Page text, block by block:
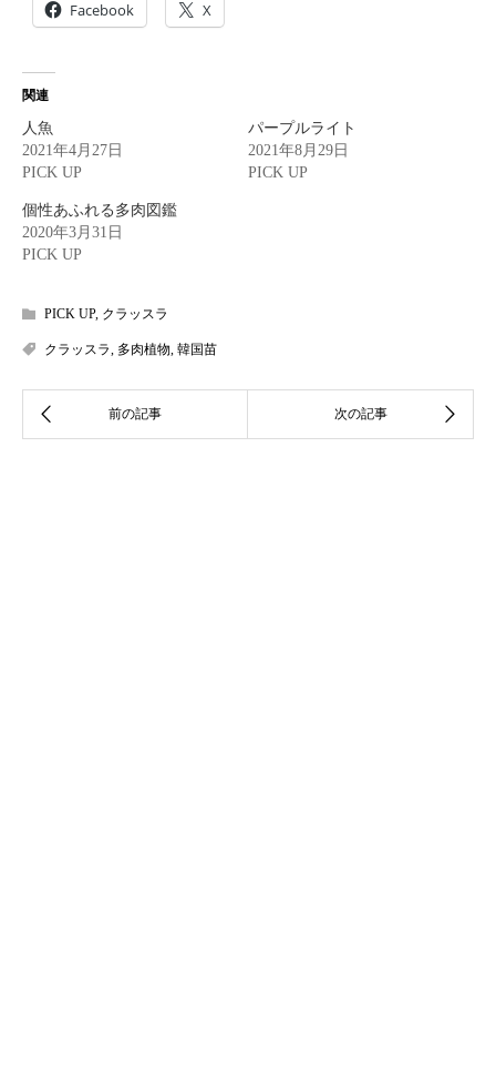
Facebook X
関連
人魚
2021年4月27日
PICK UP
パープルライト
2021年8月29日
PICK UP
個性あふれる多肉図鑑
2020年3月31日
PICK UP
PICK UP, クラッスラ
クラッスラ 多肉植物 韓国苗